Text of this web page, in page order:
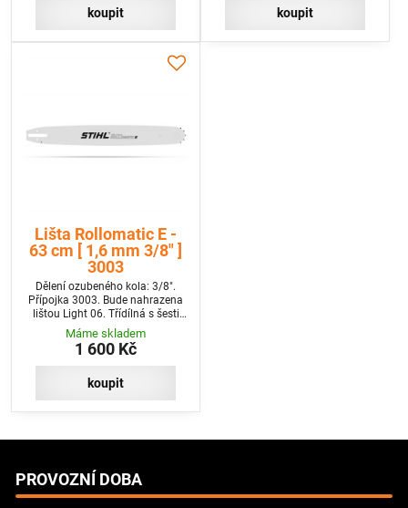
koupit koupit
Lišta Rollomatic E -
63 cm [ 1,6 mm 3/8" ]
3003
Dělení ozubeného kola: 3/8".
Přípojka 3003. Bude nahrazena
lištou Light 06. Třídílná s šesti
nýty na špičce a velkým předním
kolem.
Máme skladem
1 600 Kč
koupit
PROVOZNÍ DOBA